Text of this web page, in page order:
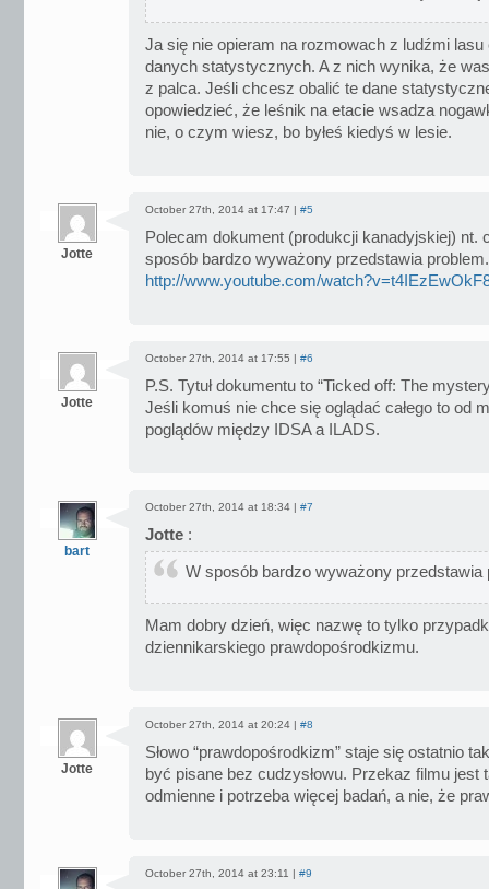
Ja się nie opieram na rozmowach z ludźmi
danych statystycznych. A z nich wynika, że
z palca. Jeśli chcesz obalić te dane
opowiedzieć, że leśnik na etacie wsadza
nie, o czym wiesz, bo byłeś kiedyś w lesie.
Jotte
October 27th, 2014 at 17:47 | #5
Polecam dokument (produkcji kanadyjskiej) nt.
sposób bardzo wyważony przedstawia problem.
http://www.youtube.com/
Jotte
October 27th, 2014 at 17:55 | #6
P.S. Tytuł dokumentu to “Ticked off: The
Jeśli komuś nie chce się oglądać całego to od
poglądów między IDSA a ILADS.
bart
October 27th, 2014 at 18:34 | #7
Jotte :
W sposób bardzo wyważony przedstawia
Mam dobry dzień, więc nazwę to tylko
dziennikarskiego prawdopośrodkizmu.
Jotte
October 27th, 2014 at 20:24 | #8
Słowo “prawdopośrodkizm” staje się ostatnio
być pisane bez cudzysłowu. Przekaz filmu jest
odmienne i potrzeba więcej badań, a nie, że
October 27th, 2014 at 23:11 | #9